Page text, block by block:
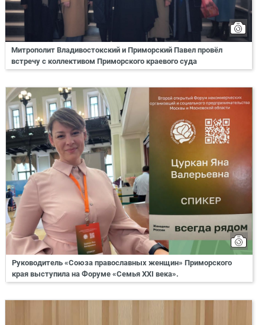
Митрополит Владивостокский и Приморский Павел провёл
встречу с коллективом Приморского краевого суда
Руководитель «Союза православных женщин» Приморского
края выступила на Форуме «Семья XXI века».